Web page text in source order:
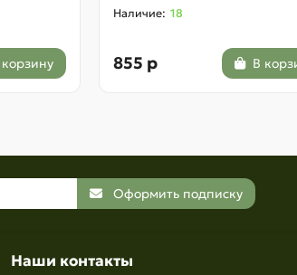
18
855 р В
Оформить подписку
Наши контакты